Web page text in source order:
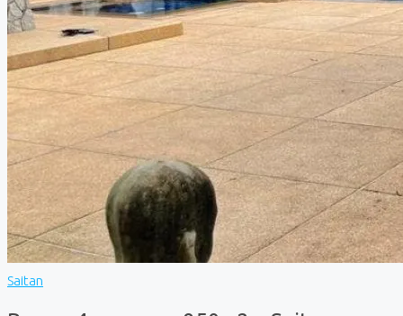
Saitan